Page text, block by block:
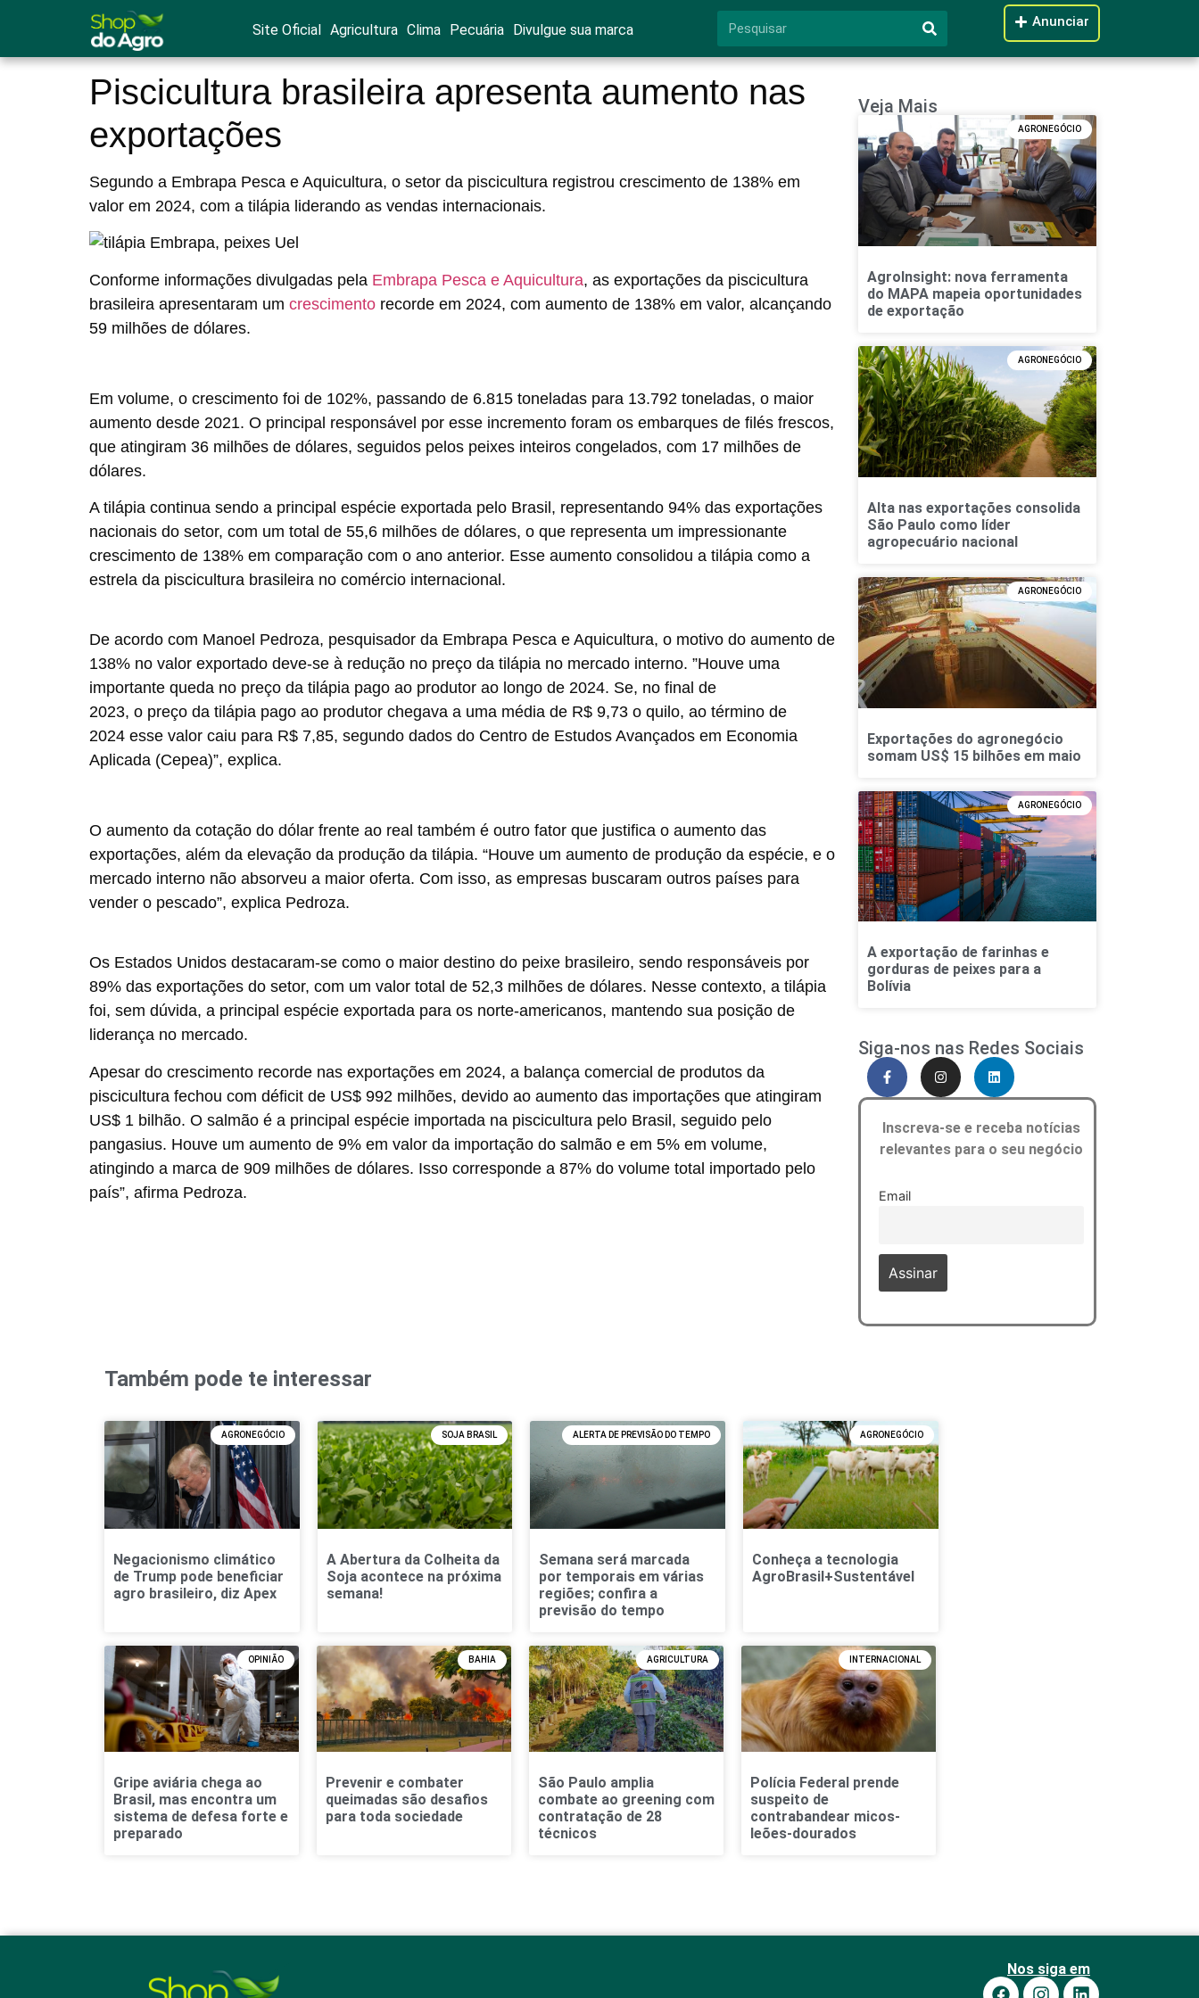
Site Oficial Agricultura Clima Pecuária Divulgue sua marca Anunciar
Piscicultura brasileira apresenta aumento nas
exportações
Segundo a Embrapa Pesca e Aquicultura, o setor da piscicultura registrou crescimento de 138% em
valor em 2024, com a tilápia liderando as vendas internacionais.
Conforme informações divulgadas pela Embrapa Pesca e Aquicultura, as exportações da piscicultura
brasileira apresentaram um crescimento recorde em 2024, com aumento de 138% em valor, alcançando
59 milhões de dólares.
Em volume, o crescimento foi de 102%, passando de 6.815 toneladas para 13.792 toneladas, o maior
aumento desde 2021. O principal responsável por esse incremento foram os embarques de filés frescos,
que atingiram 36 milhões de dólares, seguidos pelos peixes inteiros congelados, com 17 milhões de
dólares.
A tilápia continua sendo a principal espécie exportada pelo Brasil, representando 94% das exportações
nacionais do setor, com um total de 55,6 milhões de dólares, o que representa um impressionante
crescimento de 138% em comparação com o ano anterior. Esse aumento consolidou a tilápia como a
estrela da piscicultura brasileira no comércio internacional.
De acordo com Manoel Pedroza, pesquisador da Embrapa Pesca e Aquicultura, o motivo do aumento de
138% no valor exportado deve-se à redução no preço da tilápia no mercado interno. ”Houve uma
importante queda no preço da tilápia pago ao produtor ao longo de 2024. Se, no final de
2023, o preço da tilápia pago ao produtor chegava a uma média de R$ 9,73 o quilo, ao término de
2024 esse valor caiu para R$ 7,85, segundo dados do Centro de Estudos Avançados em Economia
Aplicada (Cepea)”, explica.
O aumento da cotação do dólar frente ao real também é outro fator que justifica o aumento das
exportações, além da elevação da produção da tilápia. “Houve um aumento de produção da espécie, e o
mercado interno não absorveu a maior oferta. Com isso, as empresas buscaram outros países para
vender o pescado”, explica Pedroza.
Os Estados Unidos destacaram-se como o maior destino do peixe brasileiro, sendo responsáveis por
89% das exportações do setor, com um valor total de 52,3 milhões de dólares. Nesse contexto, a tilápia
foi, sem dúvida, a principal espécie exportada para os norte-americanos, mantendo sua posição de
liderança no mercado.
Apesar do crescimento recorde nas exportações em 2024, a balança comercial de produtos da
piscicultura fechou com déficit de US$ 992 milhões, devido ao aumento das importações que atingiram
US$ 1 bilhão. O salmão é a principal espécie importada na piscicultura pelo Brasil, seguido pelo
pangasius. Houve um aumento de 9% em valor da importação do salmão e em 5% em volume,
atingindo a marca de 909 milhões de dólares. Isso corresponde a 87% do volume total importado pelo
país”, afirma Pedroza.
Veja Mais
AGRONEGÓCIO
AgroInsight: nova ferramenta
do MAPA mapeia oportunidades
de exportação
AGRONEGÓCIO
Alta nas exportações consolida
São Paulo como líder
agropecuário nacional
AGRONEGÓCIO
Exportações do agronegócio
somam US$ 15 bilhões em maio
AGRONEGÓCIO
A exportação de farinhas e
gorduras de peixes para a
Bolívia
Siga-nos nas Redes Sociais
Inscreva-se e receba notícias
relevantes para o seu negócio
Email
Também pode te interessar
AGRONEGÓCIO
Negacionismo climático
de Trump pode beneficiar
agro brasileiro, diz Apex
SOJA BRASIL
A Abertura da Colheita da
Soja acontece na próxima
semana!
ALERTA DE PREVISÃO DO TEMPO
Semana será marcada
por temporais em várias
regiões; confira a
previsão do tempo
AGRONEGÓCIO
Conheça a tecnologia
AgroBrasil+Sustentável
OPINIÃO
Gripe aviária chega ao
Brasil, mas encontra um
sistema de defesa forte e
preparado
BAHIA
Prevenir e combater
queimadas são desafios
para toda sociedade
AGRICULTURA
São Paulo amplia
combate ao greening com
contratação de 28
técnicos
INTERNACIONAL
Polícia Federal prende
suspeito de
contrabandear micos-
leões-dourados
Nos siga em